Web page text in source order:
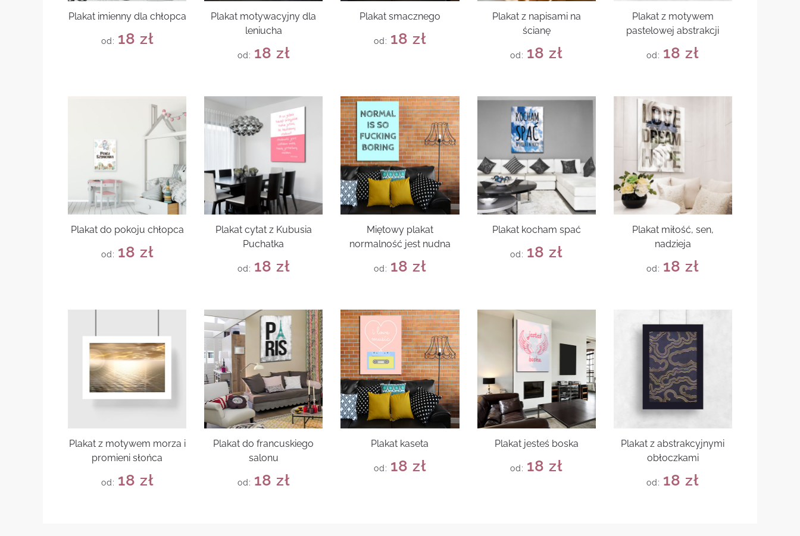
Plakat imienny dla chłopca
od: 18 zł
Plakat motywacyjny dla
leniucha
od: 18 zł
Plakat smacznego
od: 18 zł
Plakat z napisami na
ścianę
od: 18zł
Plakat z motywem
pastelowej abstrakcji
od: 18zł
Plakat do pokoju chłopca
od: 18 zł
Plakat cytat z Kubusia
Puchatka
od: 18 zł
Miętowy plakat
normalność jest nudna
od: 18 zł
Plakat kocham spać
od: 18zł
Plakat miłość, sen,
nadzieja
od: 18zł
Plakat z motywem morza i
promieni słońca
od: 18 zł
Plakat do francuskiego
salonu
od: 18 zł
Plakat kaseta
od: 18 zł
Plakat jesteś boska
od: 18zł
Plakat z abstrakcyjnymi
obłoczkami
od: 18zł